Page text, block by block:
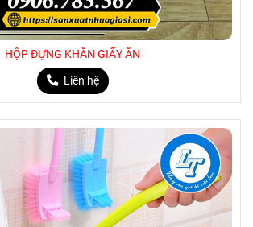
HỘP ĐỰNG KHĂN GIẤY ĂN
Liên hệ